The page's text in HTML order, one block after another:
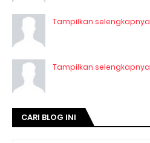
Tampilkan selengkapnya
Tampilkan selengkapnya
CARI BLOG INI